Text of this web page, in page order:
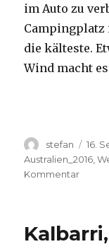
im Auto zu
Campingplatz
die kälteste.
Wind macht
Autor
stefan
am
16.
Australien_2016 ,
Kommentarzu